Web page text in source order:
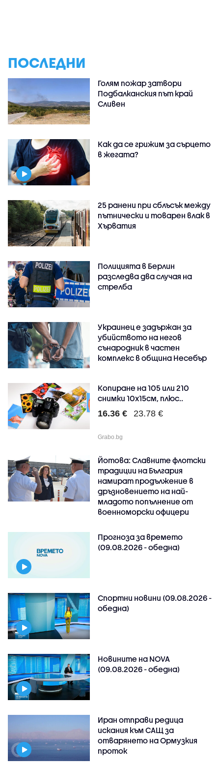
ПОСЛЕДНИ
Голям пожар затвори
Подбалканския път край
Сливен
Как да се грижим за сърцето
в жегата?
25 ранени при сблъсък между
пътнически и товарен влак в
Хърватия
Полицията в Берлин
разследва два случая на
стрелба
Украинец е задържан за
убийството на негов
сънародник в частен
комплекс в община Несебър
Копиране на 105 или 210
снимки 10х15см, плюс..
16.36 € 23.78 €
Grabo.bg
Йотова: Славните флотски
традиции на България
намират продължение в
дръзновението на най-
младото попълнение от
военноморски офицери
Прогноза за времето
(09.08.2026 - обедна)
Спортни новини (09.08.2026 -
обедна)
Новините на NOVA
(09.08.2026 - обедна)
Иран отправи редица
искания към САЩ за
отварянето на Ормузкия
проток